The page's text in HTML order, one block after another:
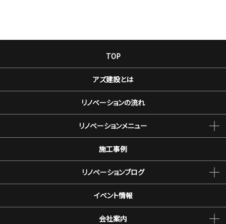
TOP
アズ建設とは
リノベーションの流れ
リノベーションメニュー
施工事例
リノベーションブログ
イベント情報
会社案内